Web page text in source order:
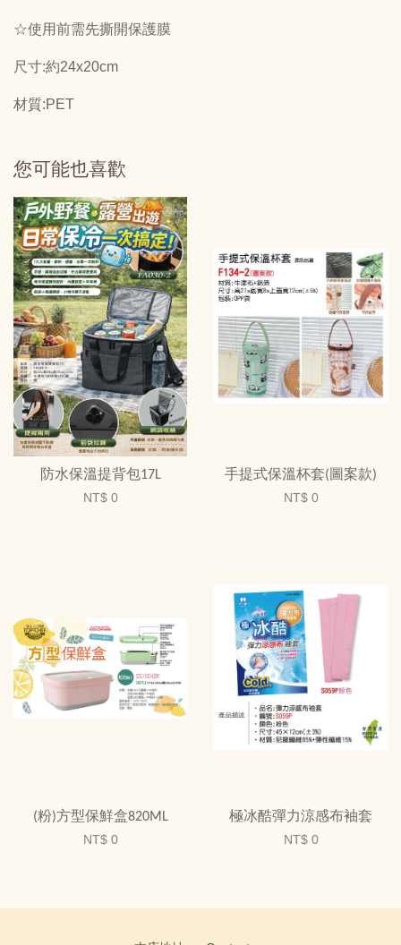
☆使用前需先撕開保護膜
尺寸:約24x20cm
材質:PET
您可能也喜歡
防水保溫提背包17L
NT$ 0
手提式保溫杯套(圖案款)
NT$ 0
(粉)方型保鮮盒820ML
NT$ 0
極冰酷彈力涼感布袖套
NT$ 0